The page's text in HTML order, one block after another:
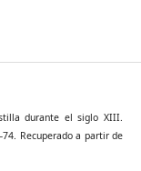
durante el siglo XIII.
Recuperado a partir de